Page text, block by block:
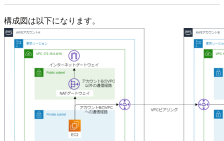
構成図は以下になります。